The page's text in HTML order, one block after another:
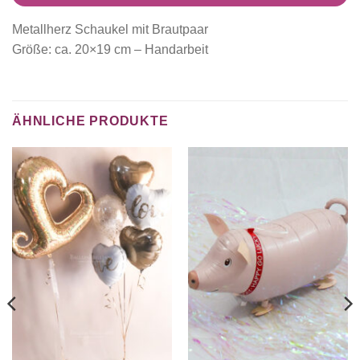
Metallherz Schaukel mit Brautpaar
Größe: ca. 20×19 cm – Handarbeit
ÄHNLICHE PRODUKTE